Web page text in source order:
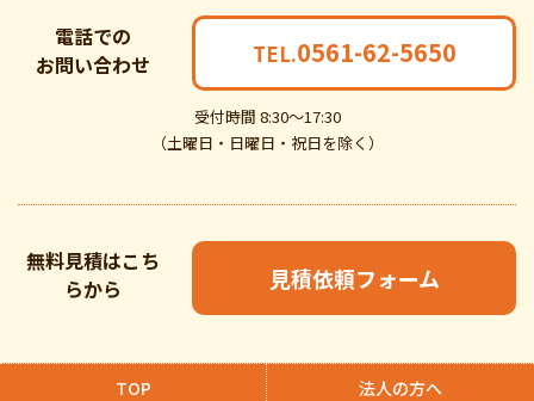
電話での
お問い合わせ
受付時間 8:30～17:30
（土曜日・日曜日・祝日を除く）
TEL.0561-62-5650
無料見積はこち
らから
見積依頼フォーム
TOP 法人の方へ